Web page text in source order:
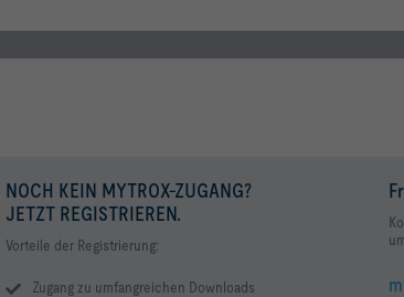
NOCH KEIN MYTROX-ZUGANG?
JETZT REGISTRIEREN.
Vorteile der Registrierung:
Zugang zu umfangreichen Downloads